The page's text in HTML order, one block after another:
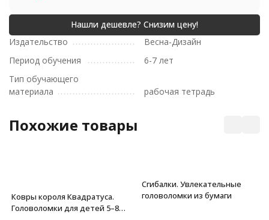
Издательство
Весна-Дизайн
Период обучения
6-7 лет
Тип обучающего
материала
рабочая тетрадь
Похожие товары
Ковры короля Квадратуса.
Головоломки для детей 5–8
Сгибалки. Увлекательные
головоломки из бумаги